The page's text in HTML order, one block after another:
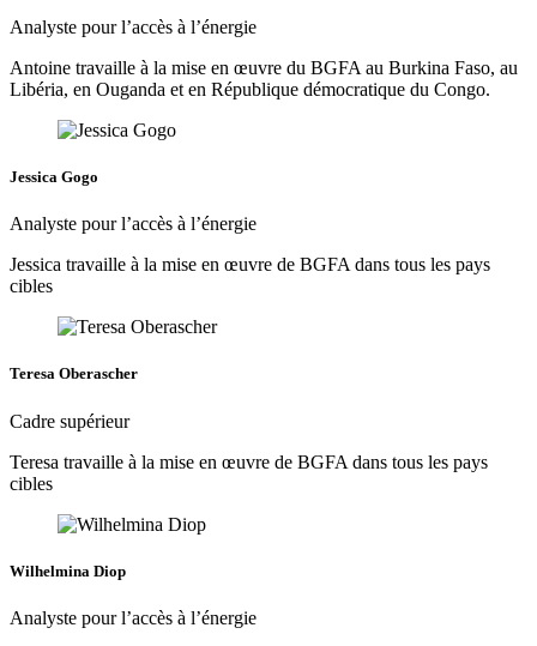
Analyste pour l’accès à l’énergie
Antoine travaille à la mise en œuvre du BGFA au Burkina Faso, au
Libéria, en Ouganda et en République démocratique du Congo.
Jessica Gogo
Analyste pour l’accès à l’énergie
Jessica travaille à la mise en œuvre de BGFA dans tous les pays
cibles
Teresa Oberascher
Cadre supérieur
Teresa travaille à la mise en œuvre de BGFA dans tous les pays
cibles
Wilhelmina Diop
Analyste pour l’accès à l’énergie